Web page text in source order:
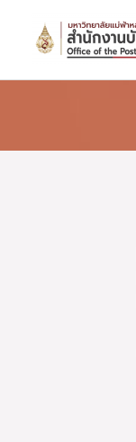
content